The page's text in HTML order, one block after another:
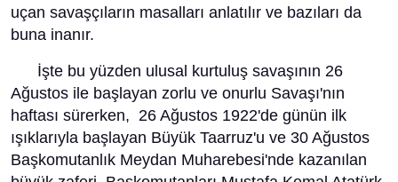
uçan savaşçıların masalları anlatılır ve bazıları da
buna inanır.
İşte bu yüzden ulusal kurtuluş savaşının 26
Ağustos ile başlayan zorlu ve onurlu Savaşı'nın
haftası sürerken, 26 Ağustos 1922'de günün ilk
ışıklarıyla başlayan Büyük Taarruz'u ve 30 Ağustos
Başkomutanlık Meydan Muharebesi'nde kazanılan